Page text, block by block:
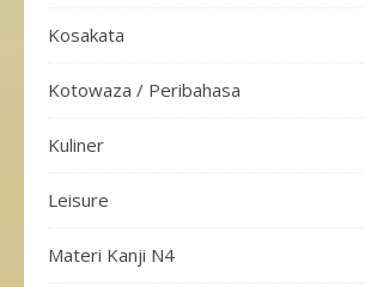
Kosakata
Kotowaza / Peribahasa
Kuliner
Leisure
Materi Kanji N4